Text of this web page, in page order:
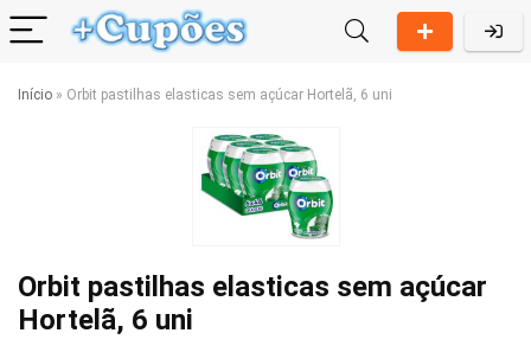
Início » Orbit pastilhas elasticas sem açúcar Hortelã, 6 uni
Orbit pastilhas elasticas sem açúcar
Hortelã, 6 uni